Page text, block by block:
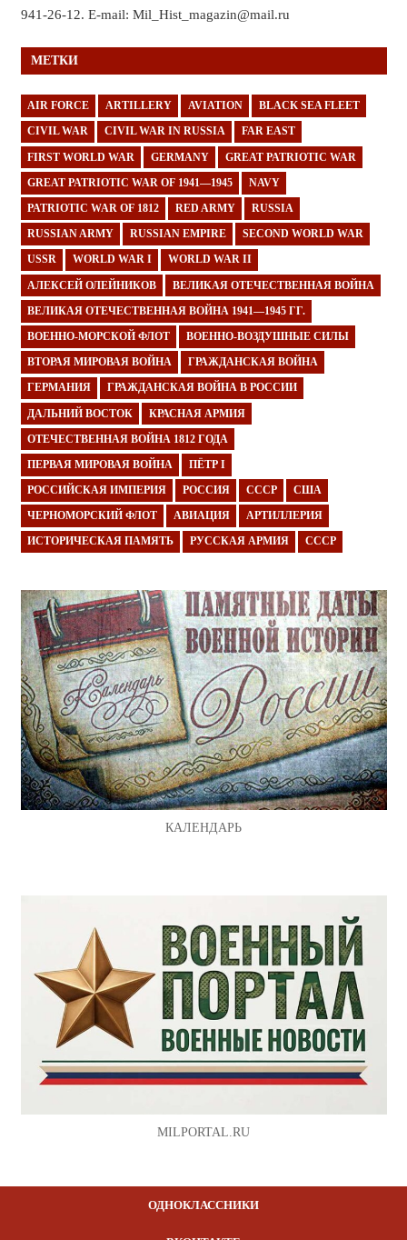
941-26-12. E-mail: Mil_Hist_magazin@mail.ru
МЕТКИ
AIR FORCE ARTILLERY AVIATION BLACK SEA FLEET
CIVIL WAR CIVIL WAR IN RUSSIA FAR EAST
FIRST WORLD WAR GERMANY GREAT PATRIOTIC WAR
GREAT PATRIOTIC WAR OF 1941—1945 NAVY
PATRIOTIC WAR OF 1812 RED ARMY RUSSIA
RUSSIAN ARMY RUSSIAN EMPIRE SECOND WORLD WAR
USSR WORLD WAR I WORLD WAR II
АЛЕКСЕЙ ОЛЕЙНИКОВ ВЕЛИКАЯ ОТЕЧЕСТВЕННАЯ ВОЙНА
ВЕЛИКАЯ ОТЕЧЕСТВЕННАЯ ВОЙНА 1941—1945 ГГ.
ВОЕННО-МОРСКОЙ ФЛОТ ВОЕННО-ВОЗДУШНЫЕ СИЛЫ
ВТОРАЯ МИРОВАЯ ВОЙНА ГРАЖДАНСКАЯ ВОЙНА
ГЕРМАНИЯ ГРАЖДАНСКАЯ ВОЙНА В РОССИИ
ДАЛЬНИЙ ВОСТОК КРАСНАЯ АРМИЯ
ОТЕЧЕСТВЕННАЯ ВОЙНА 1812 ГОДА
ПЕРВАЯ МИРОВАЯ ВОЙНА ПЁТР I
РОССИЙСКАЯ ИМПЕРИЯ РОССИЯ СССР США
ЧЕРНОМОРСКИЙ ФЛОТ АВИАЦИЯ АРТИЛЛЕРИЯ
ИСТОРИЧЕСКАЯ ПАМЯТЬ РУССКАЯ АРМИЯ СССР
КАЛЕНДАРЬ
MILPORTAL.RU
ОДНОКЛАССНИКИ